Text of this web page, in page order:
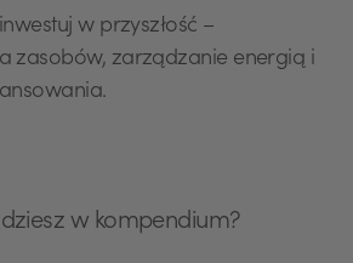
w przyszłość –
zasobów, zarządzanie energią i
w kompendium?